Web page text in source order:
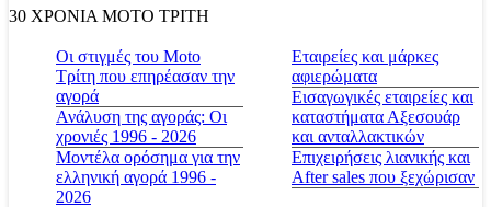
30 ΧΡΟΝΙΑ MOTO ΤΡΙΤΗ
Οι στιγμές του Moto
Τρίτη που επηρέασαν την
αγορά
Ανάλυση της αγοράς: Οι
χρονιές 1996 - 2026
Μοντέλα ορόσημα για την
ελληνική αγορά 1996 -
2026
Εταιρείες και μάρκες
αφιερώματα
Εισαγωγικές εταιρείες και
καταστήματα Αξεσουάρ
και ανταλλακτικών
Επιχειρήσεις λιανικής και
After sales που ξεχώρισαν